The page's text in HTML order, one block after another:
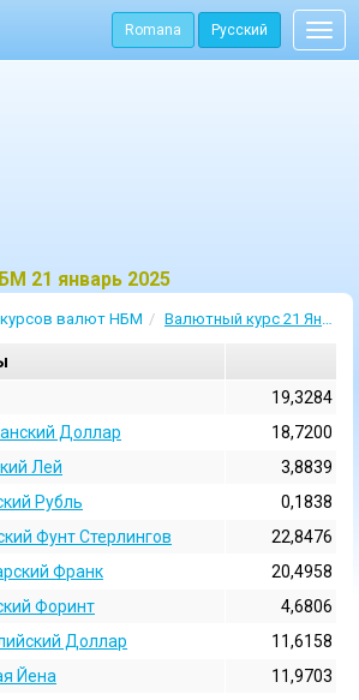
Romana Русский
21 январь 2025
валют НБМ Валютный курс 21 Январь 2025
19,3284
Доллар
18,7200
Лей
3,8839
Рубль
0,1838
Фунт Стерлингов
22,8476
Франк
20,4958
Форинт
4,6806
Доллар
11,6158
Йена
11,9703